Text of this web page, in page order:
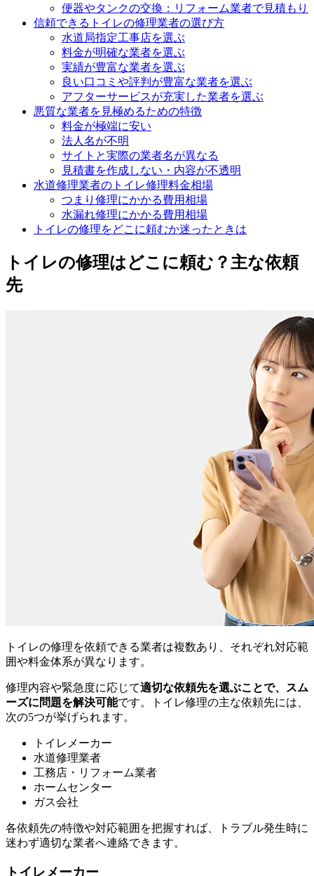
便器やタンクの交換：リフォーム業者で見積もり
信頼できるトイレの修理業者の選び方
水道局指定工事店を選ぶ
料金が明確な業者を選ぶ
実績が豊富な業者を選ぶ
良い口コミや評判が豊富な業者を選ぶ
アフターサービスが充実した業者を選ぶ
悪質な業者を見極めるための特徴
料金が極端に安い
法人名が不明
サイトと実際の業者名が異なる
見積書を作成しない・内容が不透明
水道修理業者のトイレ修理料金相場
つまり修理にかかる費用相場
水漏れ修理にかかる費用相場
トイレの修理をどこに頼むか迷ったときは
トイレの修理はどこに頼む？主な依頼
先
トイレの修理を依頼できる業者は複数あり、それぞれ対応範
囲や料金体系が異なります。
修理内容や緊急度に応じて適切な依頼先を選ぶことで、スム
ーズに問題を解決可能です。トイレ修理の主な依頼先には、
次の5つが挙げられます。
トイレメーカー
水道修理業者
工務店・リフォーム業者
ホームセンター
ガス会社
各依頼先の特徴や対応範囲を把握すれば、トラブル発生時に
迷わず適切な業者へ連絡できます。
トイレメーカー